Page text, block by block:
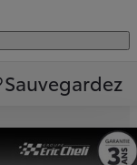
Sauvegardez